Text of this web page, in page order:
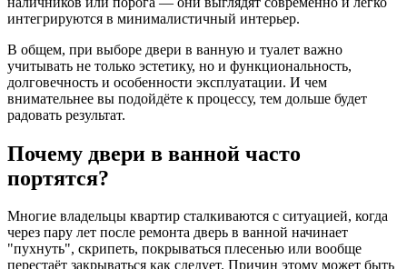
интегрируются в минималистичный интерьер.
В общем, при выборе двери в ванную и туалет важно
учитывать не только эстетику, но и функциональность,
долговечность и особенности эксплуатации. И чем
внимательнее вы подойдёте к процессу, тем дольше будет
радовать результат.
Почему двери в ванной часто
портятся?
Многие владельцы квартир сталкиваются с ситуацией, когда
через пару лет после ремонта дверь в ванной начинает
"пухнуть", скрипеть, покрываться плесенью или вообще
перестаёт закрываться как следует. Причин этому может быть